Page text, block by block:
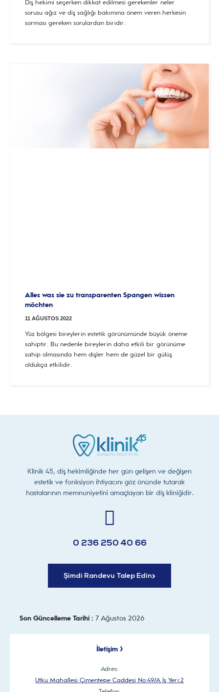
Diş hekimi seçerken dikkat edilmesi gerekenler neler
sorusu ağız ve diş sağlığı bakımına önem veren herkesin
sorması gereken sorulardan biridir.
Alles was sie zu transparenten Spangen wissen
möchten
11 AĞUSTOS 2022
Yüz bölgesi bireylerin estetik görünümünde büyük öneme
sahiptir. Bu nedenle bireylerin daha etkili bir görünüme
sahip olmasında hem dişler hem de güzel bir gülüş
oldukça etkilidir.
Klinik 45, diş hekimliğinde her gün gelişen ve değişen
estetik ve fonksiyon ihtiyacını göz önünde tutarak
hastalarının memnuniyetini amaçlayan bir diş kliniğidir.
0 236 250 40 66
Şimdi Randevu Talep Edin
Son Güncelleme Tarihi : 7 Ağustos 2026
İletişim >
Adres:
Utku Mahallesi Çimentepe Caddesi No:49/A İş Yeri:2